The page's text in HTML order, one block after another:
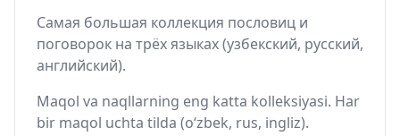
Самая большая коллекция пословиц и
поговорок на трёх языках (узбекский, русский,
английский).
Maqol va naqllarning eng katta kolleksiyasi. Har
bir maqol uchta tilda (o‘zbek, rus, ingliz).